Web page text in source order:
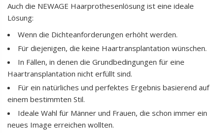
Auch die NEWAGE Haarprothesenlösung ist eine ideale
Lösung:
Wenn die Dichteanforderungen erhöht werden.
Für diejenigen, die keine Haartransplantation wünschen.
In Fällen, in denen die Grundbedingungen für eine
Haartransplantation nicht erfüllt sind.
Für ein natürliches und perfektes Ergebnis basierend auf
einem bestimmten Stil.
Ideale Wahl für Männer und Frauen, die schon immer ein
neues Image erreichen wollten.